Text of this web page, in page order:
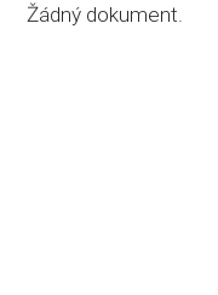
Žádný dokument.